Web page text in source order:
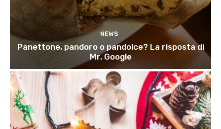
NEWS
Panettone, pandoro o pandolce? La risposta di
Mr. Google